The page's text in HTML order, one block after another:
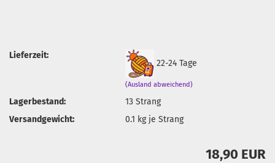
Lieferzeit:
22-24 Tage
(Ausland abweichend)
Lagerbestand: 13Strang
Versandgewicht:
0.1 kg je Strang
18,90 EUR